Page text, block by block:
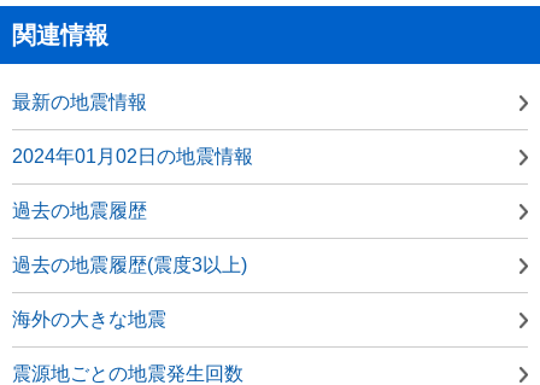
関連情報
最新の地震情報
2024年01月02日の地震情報
過去の地震履歴
過去の地震履歴(震度3以上)
海外の大きな地震
震源地ごとの地震発生回数